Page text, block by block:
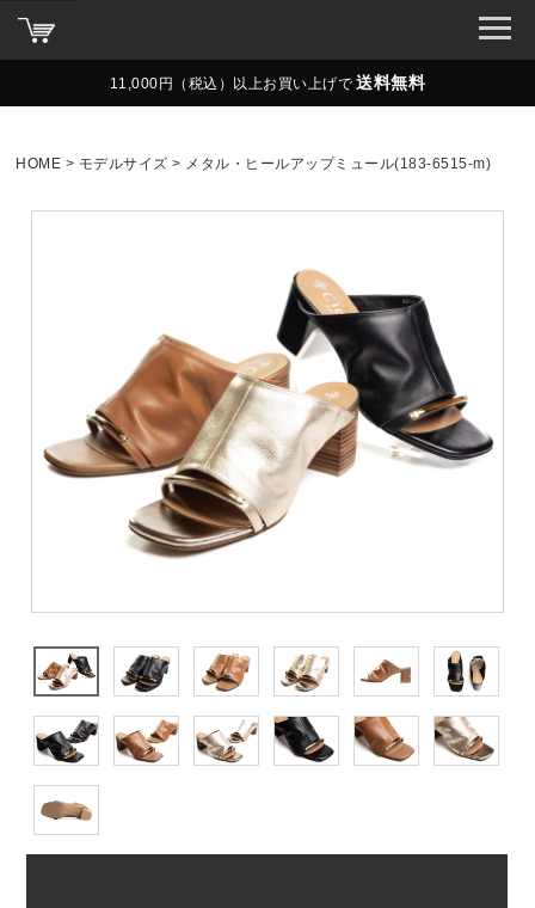
11,000円（税込）以上お買い上げで 送料無料
HOME モデルサイズ メタル・ヒールアップミュール(183-6515-m)